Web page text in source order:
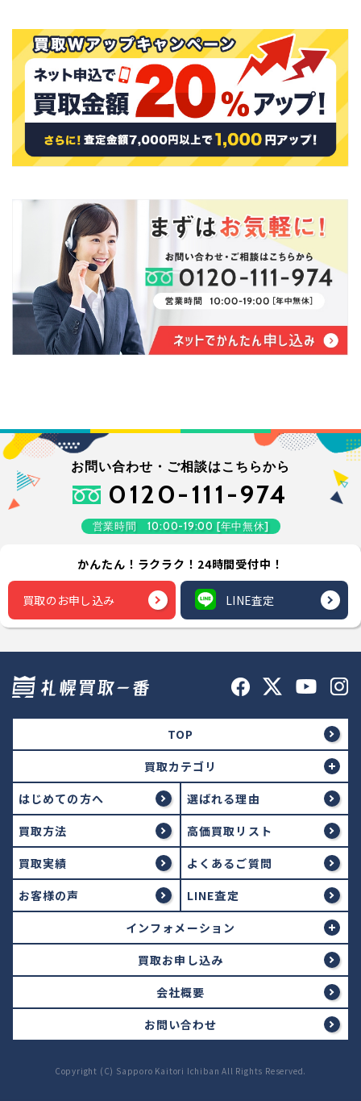
お問い合わせ・ご相談はこちらから
0120-111-974
営業時間 10:00-19:00 [年中無休]
かんたん！ラクラク！24時間受付中！
買取のお申し込み LINE査定
TOP
買取カテゴリ
はじめての方へ
選ばれる理由
買取方法
高価買取リスト
買取実績
よくあるご質問
お客様の声
LINE査定
インフォメーション
買取お申し込み
会社概要
お問い合わせ
Copyright (C) Sapporo Kaitori Ichiban All Rights Reserved.